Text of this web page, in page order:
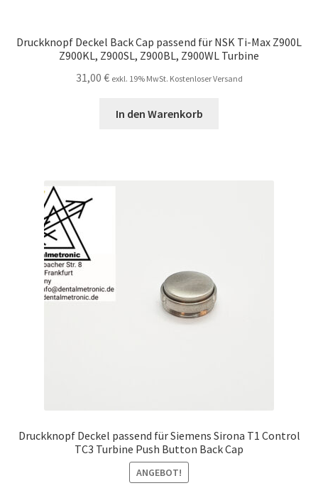
Druckknopf Deckel Back Cap passend für NSK Ti-Max Z900L
Z900KL, Z900SL, Z900BL, Z900WL Turbine
31,00 € exkl. 19% MwSt. Kostenloser Versand
In den Warenkorb
Druckknopf Deckel passend für Siemens Sirona T1 Control
TC3 Turbine Push Button Back Cap
ANGEBOT!